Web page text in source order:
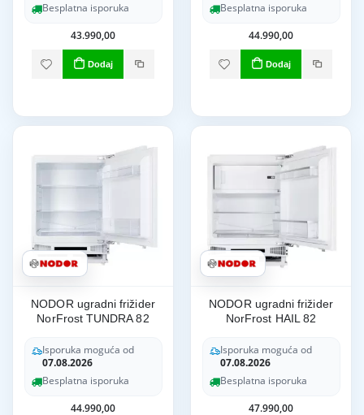
Besplatna isporuka
43.990,00
Dodaj
Besplatna isporuka
44.990,00
Dodaj
NODOR ugradni frižider
NorFrost TUNDRA 82
Isporuka moguća od
07.08.2026
Besplatna isporuka
44.990,00
NODOR ugradni frižider
NorFrost HAIL 82
Isporuka moguća od
07.08.2026
Besplatna isporuka
47.990,00